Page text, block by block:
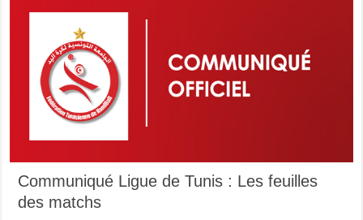
Communiqué Ligue de Tunis : Les feuilles
des matchs